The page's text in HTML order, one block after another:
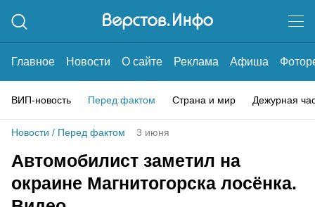
Главное Новости О сайте Реклама Афиша
ВИП-новость Перед фактом Страна и мир Дежурная
Новости / Перед фактом 3 июня
Автомобилист заметил на
окраине Магнитогорска лосёнка.